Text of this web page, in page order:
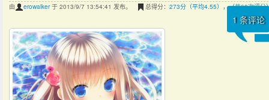
由 erowalker于 2013/9/7 13:54:41 发布。 总得分： 273分（平均4.55），（共60次评分
1 条评论